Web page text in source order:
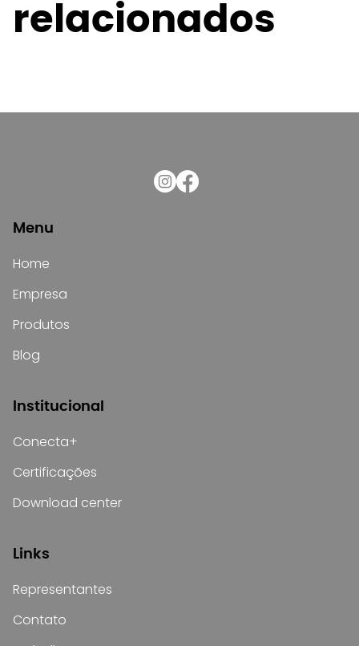
relacionados
Menu
Home
Empresa
Produtos
Blog
Institucional
Conecta+
Certificações
Download center
Links
Representantes
Contato